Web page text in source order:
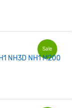
Sale
NH3D NH1 M200